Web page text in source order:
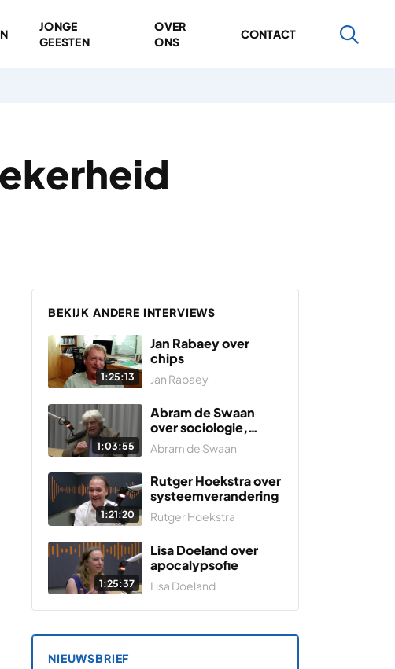
JONGE
GEESTEN
OVER
ONS
CONTACT
BEKIJK ANDERE INTERVIEWS
1:25:13 Jan Rabaey
Jan Rabaey over
chips
1:03:55 Abram de Swaan
Abram de Swaan
over sociologie,
psychotherapie,
taal, de strijd tegen
vrouwen en
genocidestudies.
1:21:20 Rutger Hoekstra
Rutger Hoekstra over
systeemverandering
1:25:37 Lisa Doeland
Lisa Doeland over
apocalypsofie
NIEUWSBRIEF